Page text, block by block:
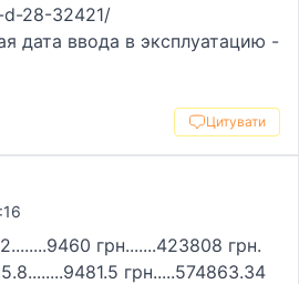
d-28-32421/
дата ввода в эксплуатацию -
Цитувати
грн.......423808 грн.
грн.....574863.34